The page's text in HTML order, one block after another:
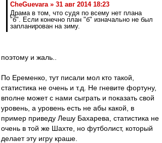
CheGuevara » 31 авг 2014 18:23
Драма в том, что судя по всему нет плана
"б". Если конечно план "б" изначально не был
запланирован на зиму.
поэтому и жаль..
По Еременко, тут писали мол кто такой,
статистика не очень и т.д. Не гневите фортуну,
вполне может с нами сыграть и показать свой
уровень, а уровень есть не абы какой, в
пример приведу Лешу Бахарева, статистика не
очень в той же Шахте, но футболист, который
делает эту игру краше.